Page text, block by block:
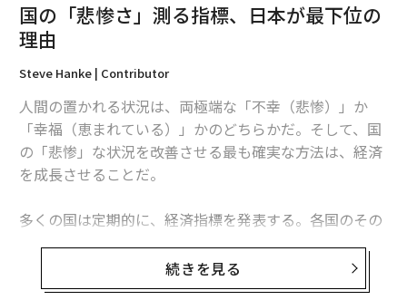
国の「悲惨さ」測る指標、日本が最下位の
理由
Steve Hanke | Contributor
人間の置かれる状況は、両極端な「不幸（悲惨）」か
「幸福（恵まれている）」かのどちらかだ。そして、国
の「悲惨」な状況を改善させる最も確実な方法は、経済
を成長させることだ。
多くの国は定期的に、経済指標を発表する。各国のその
数値を比較すれば、世界中のどの国で市民が困窮してい
るのか、あるいは恵まれた状況にあるのかに関するさま
ざまなことが分かる。
続きを見る